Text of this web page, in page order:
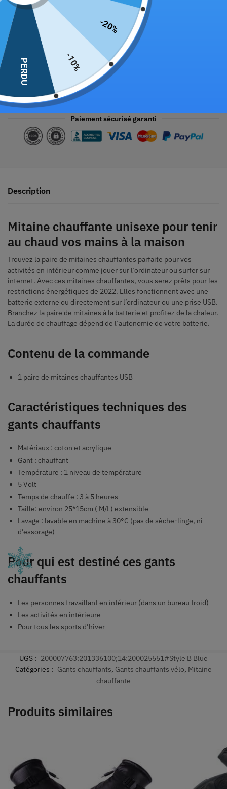
Paiement sécurisé garanti
Description
Mitaine chauffante unisexe pour tenir
au chaud vos mains à la maison
Trouvez la paire de mitaines chauffantes parfaite pour vos
activités en intérieur comme jouer sur l’ordinateur ou surfer sur
internet. Avec ces mitaines chauffantes, vous serez prêts pour les
restrictions énergétiques de 2022. Elles fonctionnent avec une
batterie externe ou directement sur l’ordinateur ou une prise USB.
Branchez la paire de mitaines à la batterie et profitez de la chaleur.
La durée de chauffage dépend de l’autonomie de votre batterie.
Contenu de la commande
1 paire de mitaines chauffantes USB
Caractéristiques techniques des
gants chauffants
Matériaux : coton et acrylique
Gant : chauffant
Température : 1 niveau de température
5 Volt
Temps de chauffe : 3 à 5 heures
Taille: environ 25*15cm ( M/L) extensible
Lavage : lavable en machine à 30°C (pas de sèche-linge, ni
d’essorage)
Pour qui est destiné ces gants
chauffants
Les personnes travaillant en intérieur (dans un bureau froid)
Les activités en intérieure
Pour tous les sports d’hiver
UGS : 200007763:201336100;14:200025551#Style B Blue
Catégories : Gants chauffants, Gants chauffants vélo, Mitaine
chauffante
Produits similaires
-20%
-10%
PERDU